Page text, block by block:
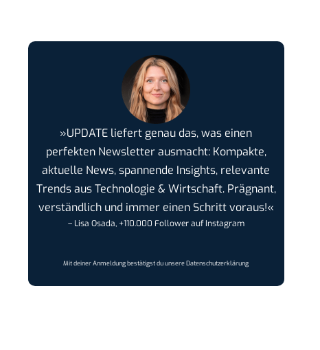
»UPDATE liefert genau das, was einen
perfekten Newsletter ausmacht: Kompakte,
aktuelle News, spannende Insights, relevante
Trends aus Technologie & Wirtschaft. Prägnant,
verständlich und immer einen Schritt voraus!«
– Lisa Osada, +110.000 Follower auf Instagram
Mit deiner Anmeldung bestätigst du unsereDatenschutzerklärung